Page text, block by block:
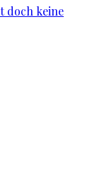
doch keine